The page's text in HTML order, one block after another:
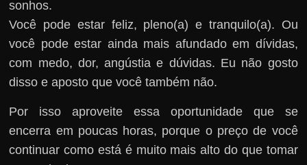
sonhos.
Você pode estar feliz, pleno(a) e tranquilo(a). Ou
você pode estar ainda mais afundado em dívidas,
com medo, dor, angústia e dúvidas. Eu não gosto
disso e aposto que você também não.
Por isso aproveite essa oportunidade que se
encerra em poucas horas, porque o preço de você
continuar como está é muito mais alto do que tomar